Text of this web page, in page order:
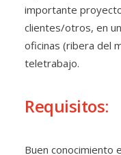
importante
clientes/otros, en
oficinas (ribera del
teletrabajo.
Requisitos:
Buen conocimiento